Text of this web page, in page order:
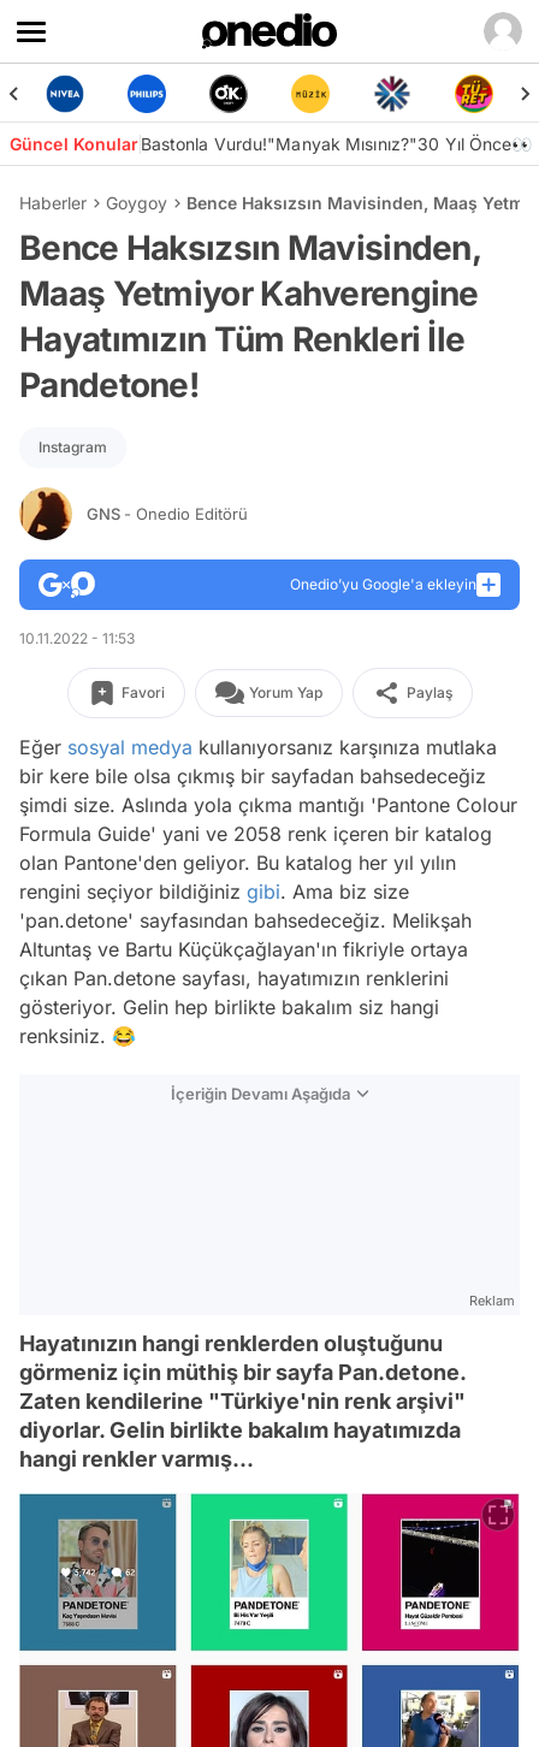
Güncel KonularBastonla Vurdu!"Manyak Mısınız?"30 Yıl Önce👀
Haberler Goygoy Bence Haksızsın Mavisinden, Maaş
Bence Haksızsın Mavisinden,
Maaş Yetmiyor Kahverengine
Hayatımızın Tüm Renkleri İle
Pandetone!
Instagram
GNS - Onedio Editörü
Onedio’yu Google'a ekleyin
10.11.2022 - 11:53
Favori Yorum Yap Paylaş
Eğer sosyal medya kullanıyorsanız karşınıza mutlaka
bir kere bile olsa çıkmış bir sayfadan bahsedeceğiz
şimdi size. Aslında yola çıkma mantığı 'Pantone Colour
Formula Guide' yani ve 2058 renk içeren bir katalog
olan Pantone'den geliyor. Bu katalog her yıl yılın
rengini seçiyor bildiğiniz gibi. Ama biz size
'pan.detone' sayfasından bahsedeceğiz. Melikşah
Altuntaş ve Bartu Küçükçağlayan'ın fikriyle ortaya
çıkan Pan.detone sayfası, hayatımızın renklerini
gösteriyor. Gelin hep birlikte bakalım siz hangi
renksiniz. 😂
İçeriğin Devamı Aşağıda
Reklam
Hayatınızın hangi renklerden oluştuğunu
görmeniz için müthiş bir sayfa Pan.detone.
Zaten kendilerine "Türkiye'nin renk arşivi"
diyorlar. Gelin birlikte bakalım hayatımızda
hangi renkler varmış...